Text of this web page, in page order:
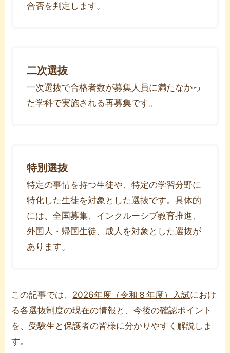
合否を判定します。
二次選抜
一次選抜で合格者数が募集人員に満たなかっ
た学科で実施される再募集です。
特別選抜
特定の事情を持つ生徒や、特定の学習分野に
特化した生徒を対象とした選抜です。具体的
には、全国募集、インクルーシブ教育推進、
外国人・帰国生徒、成人を対象とした選抜が
あります。
この記事では、 2026年度（令和８年度）入試におけ
る各選抜制度の現在の情報と、今後の確認ポイント
を、受験生と保護者の皆様に分かりやすく解説しま
す。